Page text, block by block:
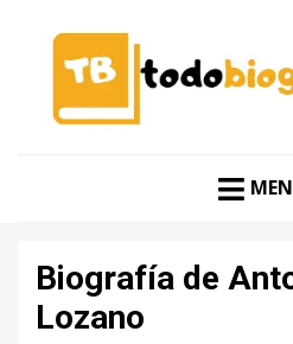
TODO
Biografía de
Lozano